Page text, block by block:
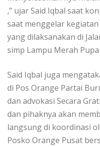
,” ujar Said Iqbal saat
saat menggelar
yang dilaksanakan di
simp Lampu Merah
Said Iqbal juga
di Pos Orange Partai
dan advokasi Secara
dan pihaknya akan
langsung di koordinasi
Posko Orange Pusat